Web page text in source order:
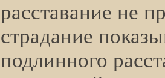
расставание не
страдание
подлинного